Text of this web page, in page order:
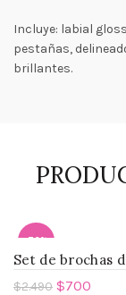
Incluye: labial
pestañas,
brillantes.
-72%
Set de brochas
$2.490 $700